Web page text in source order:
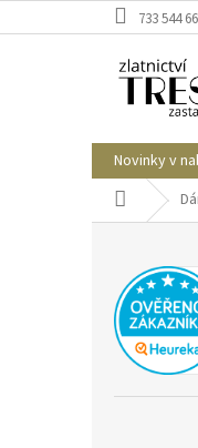
na
733 544
Novinky v
Domů